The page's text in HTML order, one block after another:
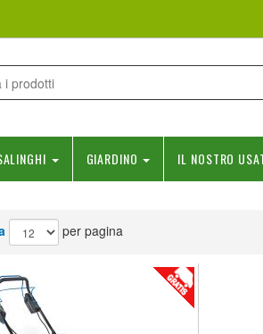
GIARDINO IL NOSTRO
per pagina